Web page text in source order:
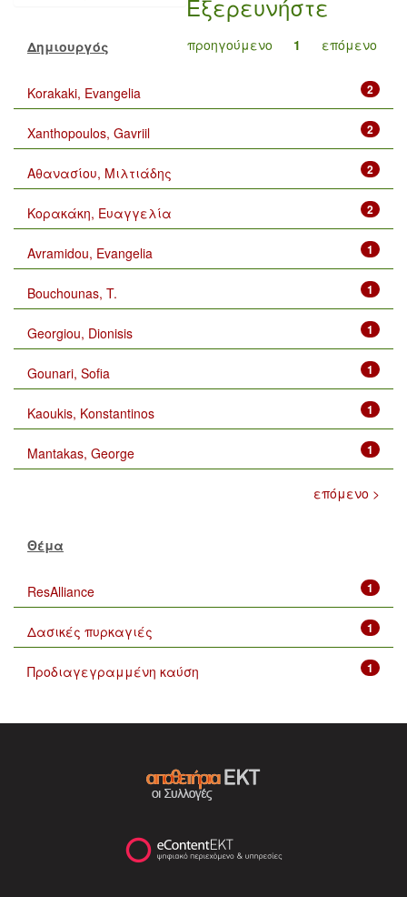
προηγούμενο 1 επόμενο
Εξερευνήστε
Δημιουργός
2
Korakaki, Evangelia
2
Xanthopoulos, Gavriil
2
Αθανασίου, Μιλτιάδης
2
Κορακάκη, Ευαγγελία
1
Avramidou, Evangelia
1
Bouchounas, T.
1
Georgiou, Dionisis
1
Gounari, Sofia
1
Kaoukis, Konstantinos
1
Mantakas, George
επόμενο >
Θέμα
1
ResAlliance
1
Δασικές πυρκαγιές
1
Προδιαγεγραμμένη καύση